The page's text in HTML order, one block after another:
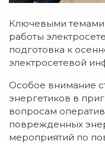
Ключевыми темами
работы
подготовка к
электросетевой
Особое внимание
энергетиков в
вопросам
поврежденных
мероприятий по